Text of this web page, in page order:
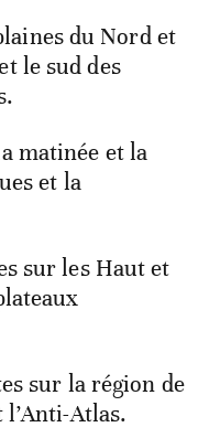
du Nord et
le sud des
matinée et la
et la
sur les Haut et
sur la région de
l’Anti-Atlas.